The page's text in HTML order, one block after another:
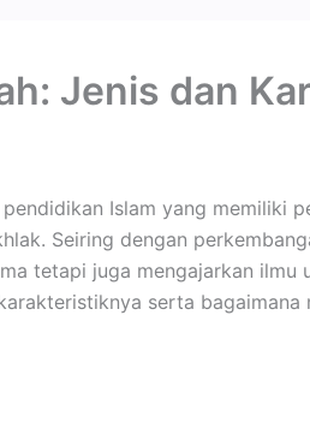
Jenis dan
Islam yang memiliki
Seiring dengan
tetapi juga mengajarkan ilmu
serta